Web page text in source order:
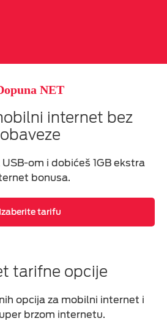
NET
internet bez
obaveze
om i dobićeš 1GB ekstra
bonusa.
Izaberite tarifu
tarifne opcije
opcija za mobilni internet i
brzom internetu.